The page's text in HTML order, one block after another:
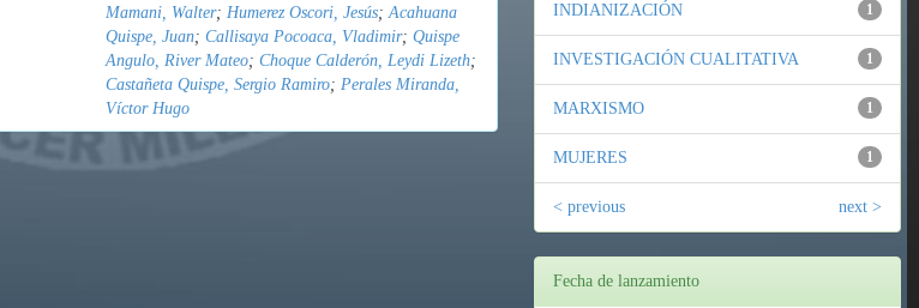
Mamani, Walter; Humerez Oscori, Jesús;Acahuana
Quispe, Juan; Callisaya Pocoaca, Vladimir; Quispe
Angulo, River Mateo; Choque Calderón, Leydi Lizeth;
Castañeta Quispe, Sergio Ramiro; Perales Miranda,
Víctor Hugo
1
INDIANIZACIÓN
1
INVESTIGACIÓN CUALITATIVA
1
MARXISMO
1
MUJERES
< previous next >
Fecha de lanzamiento